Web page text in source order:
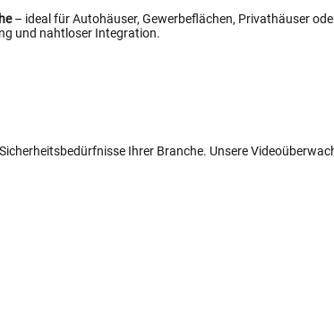
– ideal für Autohäuser, Gewerbeflächen, Privathäuser
und nahtloser Integration.
Ihrer Branche. Unsere